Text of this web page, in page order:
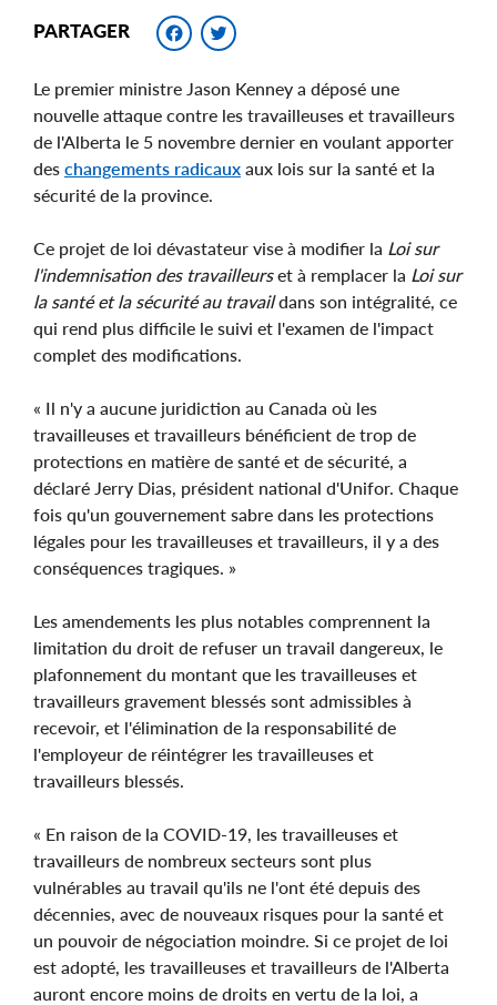
PARTAGER Facebook
Le premier ministre Jason Kenney a déposé une
nouvelle attaque contre les travailleuses et travailleurs
de l'Alberta le 5 novembre dernier en voulant apporter
des changements radicaux aux lois sur la santé et la
sécurité de la province.
Ce projet de loi dévastateur vise à modifier la Loi sur
l'indemnisation des travailleurset à remplacer la Loi sur
la santé et la sécurité au travaildans son intégralité, ce
qui rend plus difficile le suivi et l'examen de l'impact
complet des modifications.
« Il n'y a aucune juridiction au Canada où les
travailleuses et travailleurs bénéficient de trop de
protections en matière de santé et de sécurité, a
déclaré Jerry Dias, président national d'Unifor. Chaque
fois qu'un gouvernement sabre dans les protections
légales pour les travailleuses et travailleurs, il y a des
conséquences tragiques. »
Les amendements les plus notables comprennent la
limitation du droit de refuser un travail dangereux, le
plafonnement du montant que les travailleuses et
travailleurs gravement blessés sont admissibles à
recevoir, et l'élimination de la responsabilité de
l'employeur de réintégrer les travailleuses et
travailleurs blessés.
« En raison de la COVID-19, les travailleuses et
travailleurs de nombreux secteurs sont plus
vulnérables au travail qu'ils ne l'ont été depuis des
décennies, avec de nouveaux risques pour la santé et
un pouvoir de négociation moindre. Si ce projet de loi
est adopté, les travailleuses et travailleurs de l'Alberta
auront encore moins de droits en vertu de la loi, a